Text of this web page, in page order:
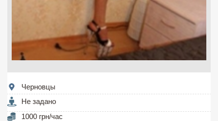
Черновцы
Не задано
1000 грн/час